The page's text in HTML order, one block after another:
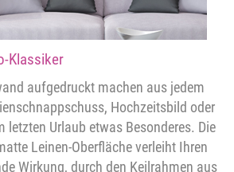
Klassiker
aufgedruckt machen aus jedem
Hochzeitsbild oder
letzten Urlaub etwas Besonderes. Die
Leinen-Oberfläche verleiht Ihren
Wirkung, durch den Keilrahmen aus